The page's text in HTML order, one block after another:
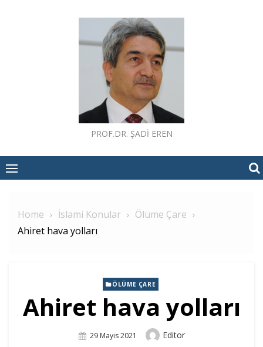
PROF.DR. ŞADI EREN
Home İslami Konular
Ölüme Çare
Ahiret hava yolları
ÖLÜME ÇARE
Ahiret hava yolları
Posted
29 Mayıs 2021 Author
Editor